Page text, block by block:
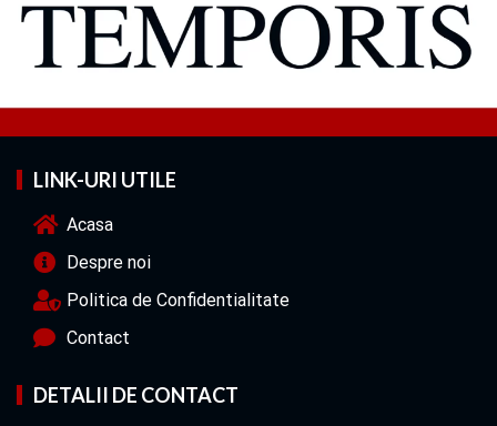
LINK-URI UTILE
Acasa
Despre noi
Politica de Confidentialitate
Contact
DETALII DE CONTACT